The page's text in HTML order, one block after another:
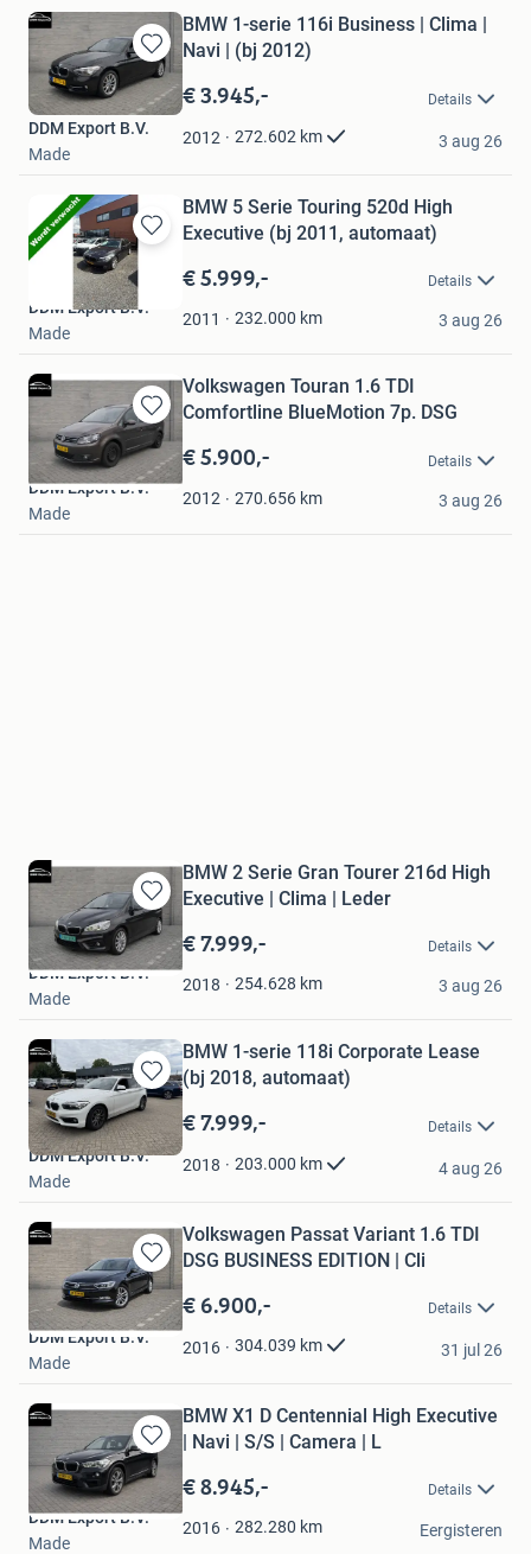
Bewaren
in
Mijn
Favorieten
BMW 1-serie 116i Business | Clima |
Navi | (bj 2012)
€ 3.945,- Details
2012 272.602 km
DDM Export B.V.
Made
3 aug 26
Bewaren
in
Mijn
Favorieten
BMW 5 Serie Touring 520d High
Executive (bj 2011, automaat)
€ 5.999,- Details
2011 232.000 km
DDM Export B.V.
Made
3 aug 26
Bewaren
in
Mijn
Favorieten
Volkswagen Touran 1.6 TDI
Comfortline BlueMotion 7p. DSG
€ 5.900,- Details
2012 270.656 km
DDM Export B.V.
Made
3 aug 26
Bewaren
in
Mijn
Favorieten
BMW 2 Serie Gran Tourer 216d High
Executive | Clima | Leder
€ 7.999,- Details
2018 254.628 km
DDM Export B.V.
Made
3 aug 26
Bewaren
in
Mijn
Favorieten
BMW 1-serie 118i Corporate Lease
(bj 2018, automaat)
€ 7.999,- Details
2018 203.000 km
DDM Export B.V.
Made
4 aug 26
Bewaren
in
Mijn
Favorieten
Volkswagen Passat Variant 1.6 TDI
DSG BUSINESS EDITION | Cli
€ 6.900,- Details
2016 304.039 km
DDM Export B.V.
Made
31 jul 26
Bewaren
in
Mijn
Favorieten
BMW X1 D Centennial High Executive
| Navi | S/S | Camera | L
€ 8.945,- Details
2016 282.280 km
DDM Export B.V.
Made
Eergisteren